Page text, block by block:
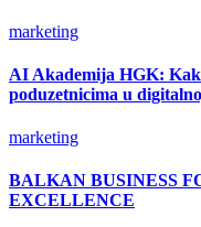
marketing
AI Akademija HGK:
poduzetnicima u
marketing
BALKAN BUSINESS
EXCELLENCE